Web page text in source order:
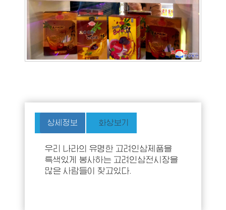
상세정보 화상보기
우리 나라의 유명한 고려인삼제품을
특색있게 봉사하는 고려인삼전시장을
많은 사람들이 찾고있다.